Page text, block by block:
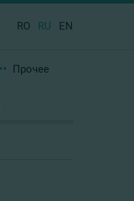
RO RU EN
Прочее